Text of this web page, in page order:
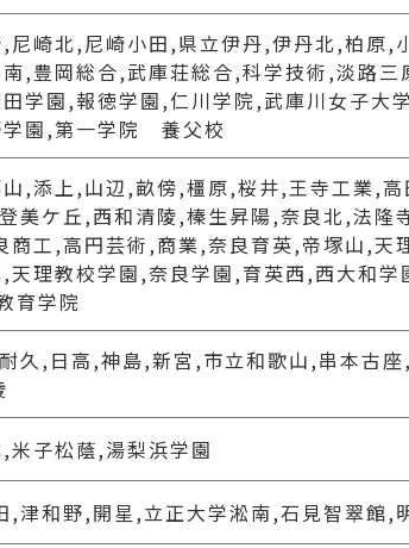
崎北,尼崎小田,県立伊丹,伊丹北,柏原
,豊岡総合,武庫荘総合,科学技術,淡路
学園,報徳学園,仁川学院,武庫川女子大
園,第一学院 養父校
,添上,山辺,畝傍,橿原,桜井,王寺工業,
美ケ丘,西和清陵,榛生昇陽,奈良北,法隆
工,高円芸術,商業,奈良育英,帝塚山,天
理教校学園,奈良学園,育英西,西大和
育学院
久,日高,神島,新宮,市立和歌山,串本古
子松蔭,湯梨浜学園
津和野,開星,立正大学淞南,石見智翠館,